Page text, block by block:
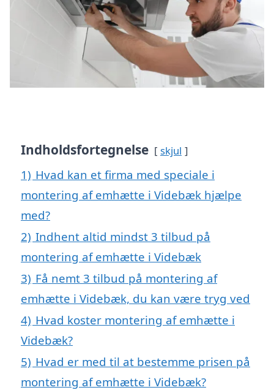
Indholdsfortegnelse skjul
1) Hvad kan et firma med speciale i
montering af emhætte i Videbæk hjælpe
med?
2) Indhent altid mindst 3 tilbud på
montering af emhætte i Videbæk
3) Få nemt 3 tilbud på montering af
emhætte i Videbæk, du kan være tryg ved
4) Hvad koster montering af emhætte i
Videbæk?
5) Hvad er med til at bestemme prisen på
montering af emhætte i Videbæk?